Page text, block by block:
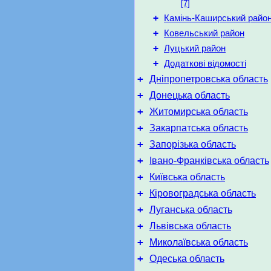
[7]
+ Камінь-Каширський
+ Ковельський район
+ Луцький район
+ Додаткові відомості
+ Дніпропетровська область
+ Донецька область
+ Житомирська область
+ Закарпатська область
+ Запорізька область
+ Івано-Франківська область
+ Київська область
+ Кіровоградська область
+ Луганська область
+ Львівська область
+ Миколаївська область
+ Одеська область